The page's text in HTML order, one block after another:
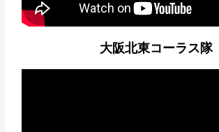
大阪北東コーラス隊